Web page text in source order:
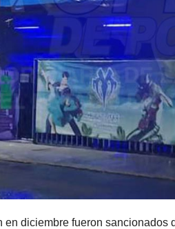
en diciembre fueron